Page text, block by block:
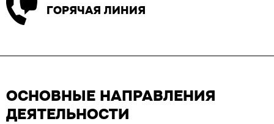
ГОРЯЧАЯ ЛИНИЯ
ОСНОВНЫЕ НАПРАВЛЕНИЯ
ДЕЯТЕЛЬНОСТИ